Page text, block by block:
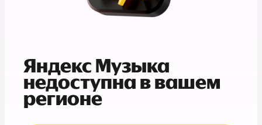
Яндекс Музыка
недоступна в вашем
регионе